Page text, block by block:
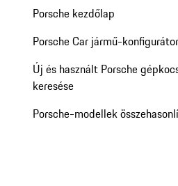
Porsche kezdőlap
Porsche Car jármű-konfigurátor
Új és használt Porsche
keresése
Porsche-modellek